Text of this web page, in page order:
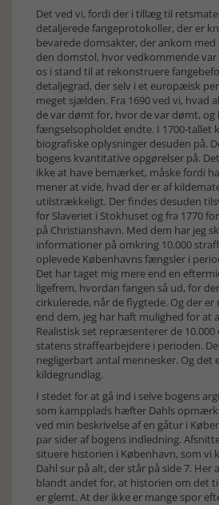
Det ved vi, fordi der i tillæg til
detaljerede fangeprotokoller, der er
bevarede domsakter, der ankom med
den domstol, hvor vedkommende
os i stand til at rekonstruere
detaljegrad, der selv i et europæisk
meget sjælden. Fra 1690 ved vi, hvad
de var dømt for, hvor de var dømt, og
fængselsopholdet endte. I 1700-tallet
biografiske oplysninger desuden på.
bogens kvantitative opgørelser på.
ikke at have bemærket, måske fordi
mener at vide, hvad der er af
utilstrækkeligt. Der findes desuden
for Slaveriet i Stokhuset og fra 1770
på Christianshavn. Med dem har jeg
informationer på omkring 10.000
oplevede Københavns fængsler i
Det har taget mig mere end en
ligefrem, hvordan fangen så ud, for
cirkulerede, når de flygtede. Og der er
end dem, jeg har haft mulighed for at
Realistisk set repræsenterer de
statens straffearbejdere i perioden.
negligerbart antal mennesker. Og det
kildegrundlag.
I stedet for at gå ind i selve bogens
som kampplads hæfter Dahls
ved min beskrivelse af en gåtur i
par sider af bogens indledning.
situere historien i København, som vi
Dahl sur på alt, der står på side 7. Her
blandt andet for, at historien om det
er glemt. At der ikke er mange spor